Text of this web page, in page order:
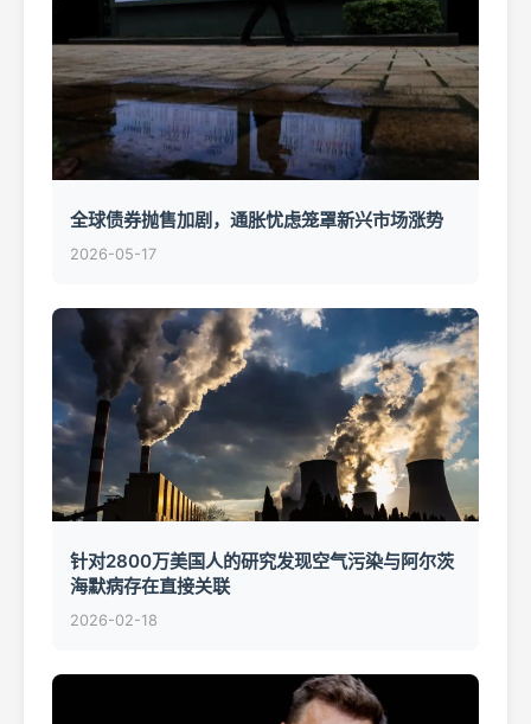
全球债券抛售加剧，通胀忧虑笼罩新兴市场涨势
2026-05-17
针对2800万美国人的研究发现空气污染与阿尔茨
海默病存在直接关联
2026-02-18